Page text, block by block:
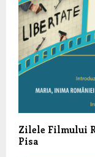
Zilele Filmului
Pisa